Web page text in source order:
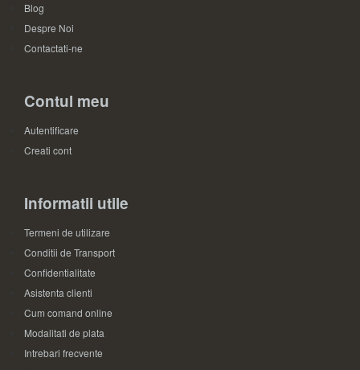
Blog
Despre Noi
Contactati-ne
Contul meu
Autentificare
Creati cont
Informatii utile
Termeni de utilizare
Conditii de Transport
Confidentialitate
Asistenta clienti
Cum comand online
Modalitati de plata
Intrebari frecvente